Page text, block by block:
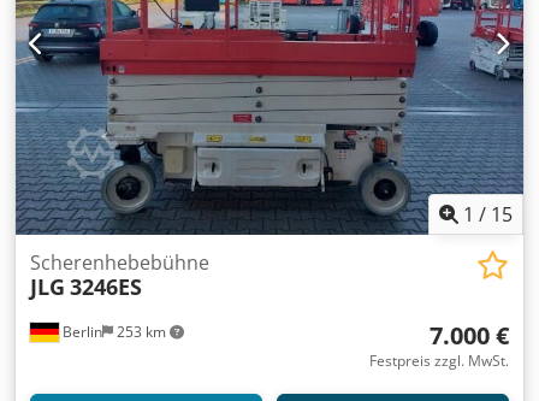
1 / 15
Berlin 253 km
Scherenhebebühne
JLG 3246ES
7.000 €
Festpreis zzgl. MwSt.